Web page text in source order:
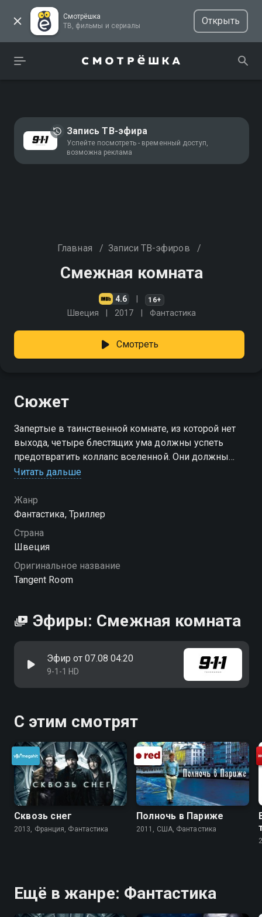
Смотрёшка
ТВ, фильмы и сериалы
Открыть
Запись ТВ-эфира
Успейте посмотреть - временный доступ,
возможна реклама
Главная / Записи ТВ-эфиров /
Смежная комната
4.6 16+
Швеция 2017 Фантастика
Смотреть
Сюжет
Запертые в таинственной комнате, из которой нет
выхода, четыре блестящих ума должны успеть
предотвратить коллапс вселенной. Они должны
научиться работать вместе и решить головоломку
поздно
Читать дальше
Жанр
Фантастика, Триллер
Страна
Швеция
Оригинальное название
Tangent Room
Эфиры: Смежная комната
Эфир от 07.08 04:20
9-1-1 HD
С этим смотрят
Сквозь снег
2013, Франция, Фантастика
Полночь в Париже
2011, США, Фантастика
Ещё в жанре: Фантастика